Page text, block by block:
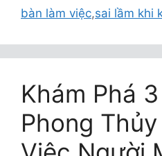
bàn làm việc,sai lầm khi
Khám Phá
Phong